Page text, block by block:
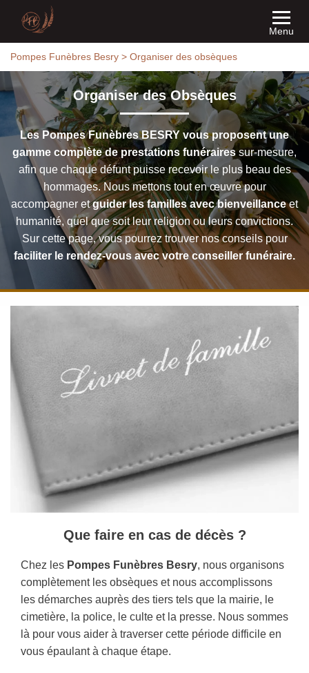
Menu
Pompes Funèbres Besry > Organiser des obsèques
Organiser des Obsèques
Les Pompes Funèbres BESRY vous proposent une
gamme complète de prestations funéraires sur-mesure,
afin que chaque défunt puisse recevoir le plus beau des
hommages. Nous mettons tout en œuvre pour
accompagner etguider les familles avec bienveillanceet
humanité, quel que soit leur religion ou leurs convictions.
Sur cette page, vous pourrez trouver nos conseils pour
faciliter le rendez-vous avec votre conseiller funéraire.
Que faire en cas de décès ?
Chez les Pompes Funèbres Besry, nous organisons
complètement les obsèques et nous accomplissons
les démarches auprès des tiers tels que la mairie, le
cimetière, la police, le culte et la presse. Nous sommes
là pour vous aider à traverser cette période difficile en
vous épaulant à chaque étape.